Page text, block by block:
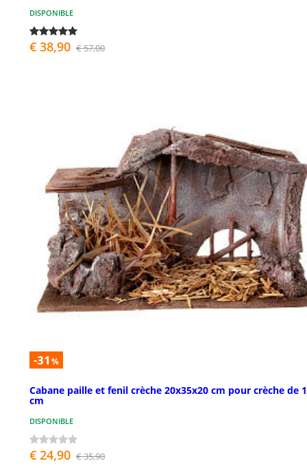
DISPONIBLE
€ 38,90 € 57,00
-31 %
Cabane paille et fenil crèche 20x35x20 cm pour crèche de
cm
DISPONIBLE
€ 24,90 € 35,90